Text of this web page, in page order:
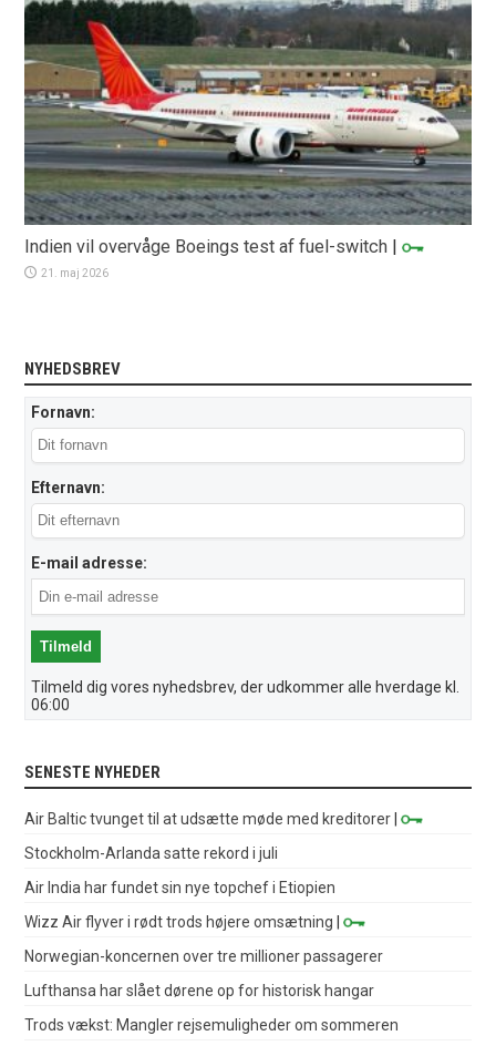
Indien vil overvåge Boeings test af fuel-switch |
21. maj 2026
NYHEDSBREV
Fornavn:
Efternavn:
E-mail adresse:
Tilmeld dig vores nyhedsbrev, der udkommer alle hverdage kl.
06:00
SENESTE NYHEDER
Air Baltic tvunget til at udsætte møde med kreditorer |
Stockholm-Arlanda satte rekord i juli
Air India har fundet sin nye topchef i Etiopien
Wizz Air flyver i rødt trods højere omsætning |
Norwegian-koncernen over tre millioner passagerer
Lufthansa har slået dørene op for historisk hangar
Trods vækst: Mangler rejsemuligheder om sommeren